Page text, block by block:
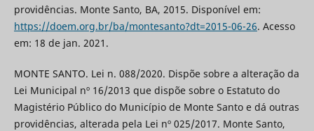
providências. Monte Santo, BA, 2015. Disponível em:
https://doem.org.br/ba/montesanto?dt=2015-06-26. Acesso
em: 18 de jan. 2021.
MONTE SANTO. Lei n. 088/2020. Dispõe sobre a alteração da
Lei Municipal nº 16/2013 que dispõe sobre o Estatuto do
Magistério Público do Município de Monte Santo e dá outras
providências, alterada pela Lei nº 025/2017. Monte Santo,